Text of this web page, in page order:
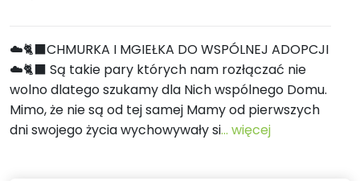
☁️🐈‍⬛CHMURKA I MGIEŁKA DO WSPÓLNEJ ADOPCJI
☁️🐈‍⬛ Są takie pary których nam rozłączać nie
wolno dlatego szukamy dla Nich wspólnego Domu.
Mimo, że nie są od tej samej Mamy od pierwszych
dni swojego życia wychowywały si... więcej